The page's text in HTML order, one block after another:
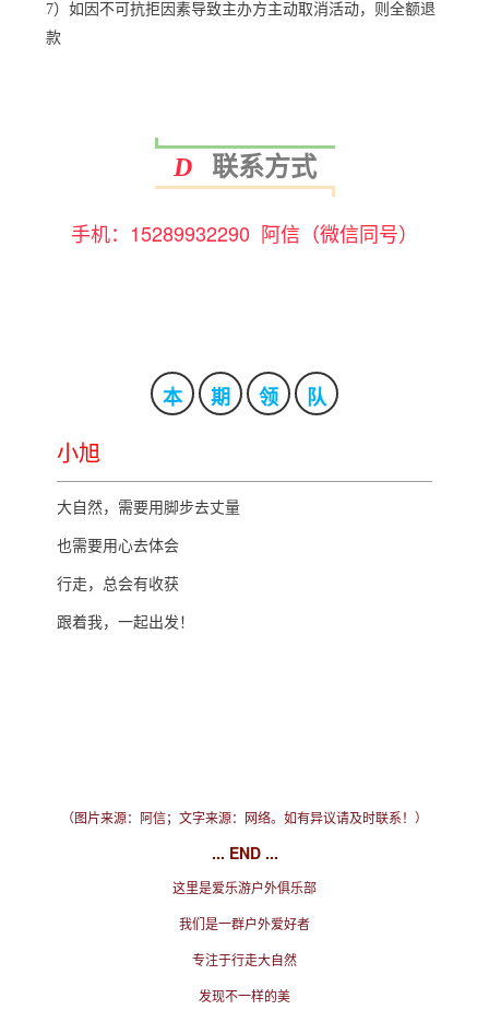
7）如因不可抗拒因素导致主办方主动取消活动，则全额退
款
D 联系方式
手机：15289932290 阿信（微信同号）
本 期 领 队
小旭
大自然，需要用脚步去丈量
也需要用心去体会
行走，总会有收获
跟着我，一起出发！
（图片来源：阿信；文字来源：网络。如有异议请及时联系！）
... END ...
这里是爱乐游户外俱乐部
我们是一群户外爱好者
专注于行走大自然
发现不一样的美